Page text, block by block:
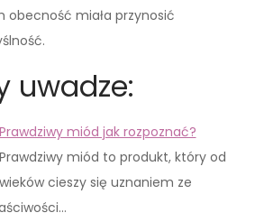
obecność miała przynosić
uwadze:
Prawdziwy miód jak rozpoznać?
Prawdziwy miód to produkt, który od
wieków cieszy się uznaniem ze